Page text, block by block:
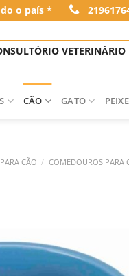
o país *
VETERINÁRIO
CÃO GATO
CÃO / COMEDOUROS PARA